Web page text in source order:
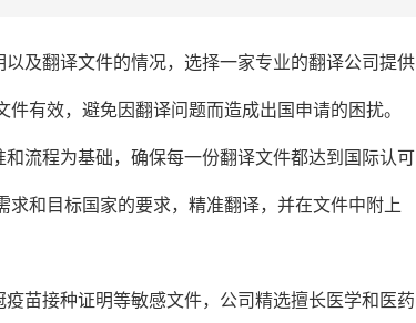
及翻译文件的情况，选择一家专业的翻译公司提供
有效，避免因翻译问题而造成出国申请的困扰。
流程为基础，确保每一份翻译文件都达到国际认可
和目标国家的要求，精准翻译，并在文件中附上
苗接种证明等敏感文件，公司精选擅长医学和医药